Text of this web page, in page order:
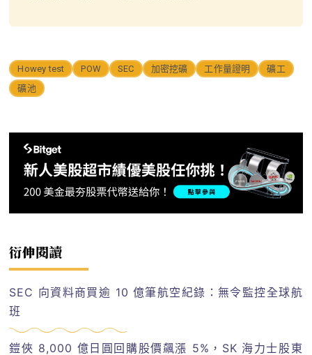
Howey test POW SEC 加密挖礦 工作量證明
礦工
礦池
衍伸閱讀
SEC 向資料商買逾 10 億筆航空紀錄：無令監控全球航
班
鎧俠 8,000 億日圓回購股價飆漲 5%，SK 海力士股東